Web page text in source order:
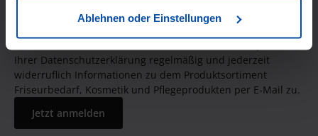
Ablehnen oder Einstellungen
Ihrer Datenschutzerklärung regelmäßig und jederzeit
widerruflich Informationen zu dem Produktsortiment
Friseurbedarf, Kosmetik und Pflegeprodukten per E-Mail zu.
Jetzt anmelden